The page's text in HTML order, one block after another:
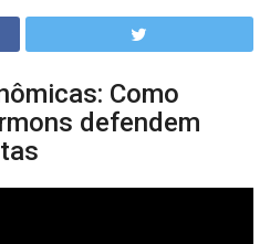
Como
defendem